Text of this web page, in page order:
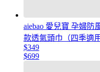
aiebao 愛兒寶 孕婦防
款透氣頭巾（四季適用
$349
$699